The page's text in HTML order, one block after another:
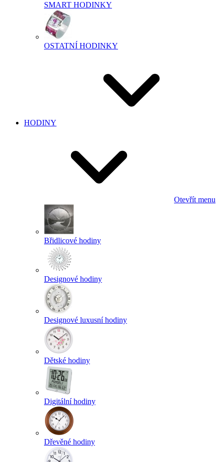
SMART HODINKY
OSTATNÍ HODINKY
HODINY
Otevřít menu
Břidlicové hodiny
Designové hodiny
Designové luxusní hodiny
Dětské hodiny
Digitální hodiny
Dřevěné hodiny